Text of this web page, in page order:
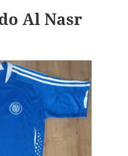
Al Nasr